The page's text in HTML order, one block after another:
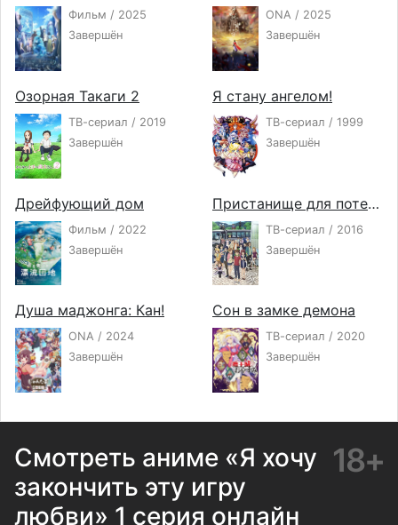
Фильм / 2025
Завершён
ONA / 2025
Завершён
Озорная Такаги 2
ТВ-сериал / 2019
Завершён
Я стану ангелом!
ТВ-сериал / 1999
Завершён
Дрейфующий дом
Фильм / 2022
Завершён
Пристанище для потерянных
ТВ-сериал / 2016
Завершён
Душа маджонга: Кан!
ONA / 2024
Завершён
Сон в замке демона
ТВ-сериал / 2020
Завершён
Смотреть аниме «Я хочу
закончить эту игру
любви» 1 серия онлайн
18+